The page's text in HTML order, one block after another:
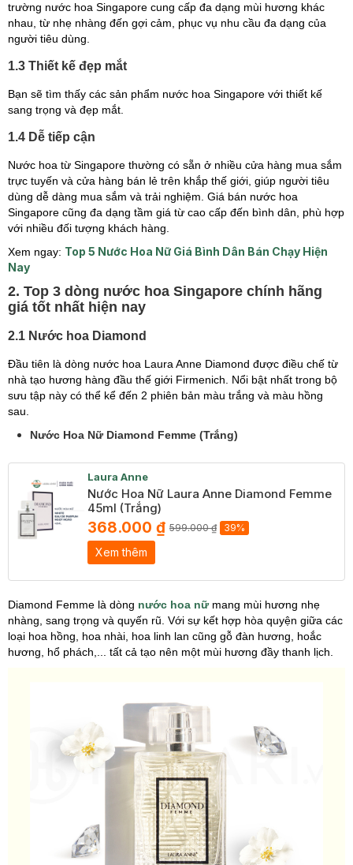
trường nước hoa Singapore cung cấp đa dạng mùi hương khác
nhau, từ nhẹ nhàng đến gợi cảm, phục vụ nhu cầu đa dạng của
người tiêu dùng.
1.3 Thiết kế đẹp mắt
Bạn sẽ tìm thấy các sản phẩm nước hoa Singapore với thiết kế
sang trọng và đẹp mắt.
1.4 Dễ tiếp cận
Nước hoa từ Singapore thường có sẵn ở nhiều cửa hàng mua sắm
trực tuyến và cửa hàng bán lẻ trên khắp thế giới, giúp người tiêu
dùng dễ dàng mua sắm và trải nghiệm. Giá bán nước hoa
Singapore cũng đa dạng tầm giá từ cao cấp đến bình dân, phù hợp
với nhiều đối tượng khách hàng.
Xem ngay: Top 5 Nước Hoa Nữ Giá Bình Dân Bán Chạy Hiện
Nay
2. Top 3 dòng nước hoa Singapore chính hãng
giá tốt nhất hiện nay
2.1 Nước hoa Diamond
Đầu tiên là dòng nước hoa Laura Anne Diamond được điều chế từ
nhà tạo hương hàng đầu thế giới Firmenich. Nổi bật nhất trong bộ
sưu tập này có thể kể đến 2 phiên bản màu trắng và màu hồng
sau.
Nước Hoa Nữ Diamond Femme (Trắng)
Laura Anne
Nước Hoa Nữ Laura Anne Diamond Femme
45ml (Trắng)
368.000 ₫ 599.000 ₫ 39%
Xem thêm
Diamond Femme là dòng nước hoa nữmang mùi hương nhẹ
nhàng, sang trọng và quyến rũ. Với sự kết hợp hòa quyện giữa các
loại hoa hồng, hoa nhài, hoa linh lan cũng gỗ đàn hương, hoắc
hương, hổ phách,... tất cả tạo nên một mùi hương đầy thanh lịch.